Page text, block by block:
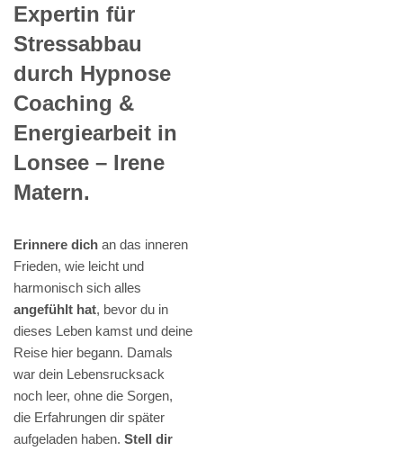
Expertin für
Stressabbau
durch Hypnose
Coaching &
Energiearbeit in
Lonsee – Irene
Matern.
Erinnere dich an das inneren
Frieden, wie leicht und
harmonisch sich alles
angefühlt hat, bevor du in
dieses Leben kamst und deine
Reise hier begann. Damals
war dein Lebensrucksack
noch leer, ohne die Sorgen,
die Erfahrungen dir später
aufgeladen haben. Stell dir